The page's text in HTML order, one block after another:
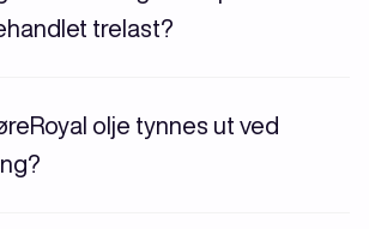
trelast?
olje tynnes ut ved